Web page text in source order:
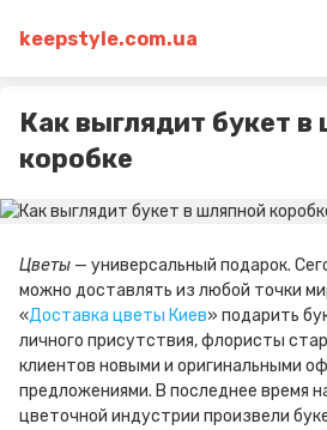
keepstyle.com.ua
Как выглядит букет в
коробке
Цветы — универсальный подарок.
можно доставлять из любой точки
«Доставка цветы Киев» подарить
личного присутствия, флористы
клиентов новыми и оригинальными
предложениями. В последнее время
цветочной индустрии произвели